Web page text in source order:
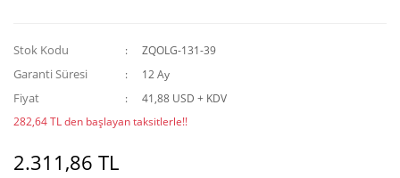
Stok Kodu ZQOLG-131-39
Garanti Süresi 12 Ay
Fiyat
41,88 USD + KDV
282,64 TL den başlayan taksitlerle!!
2.311,86 TL